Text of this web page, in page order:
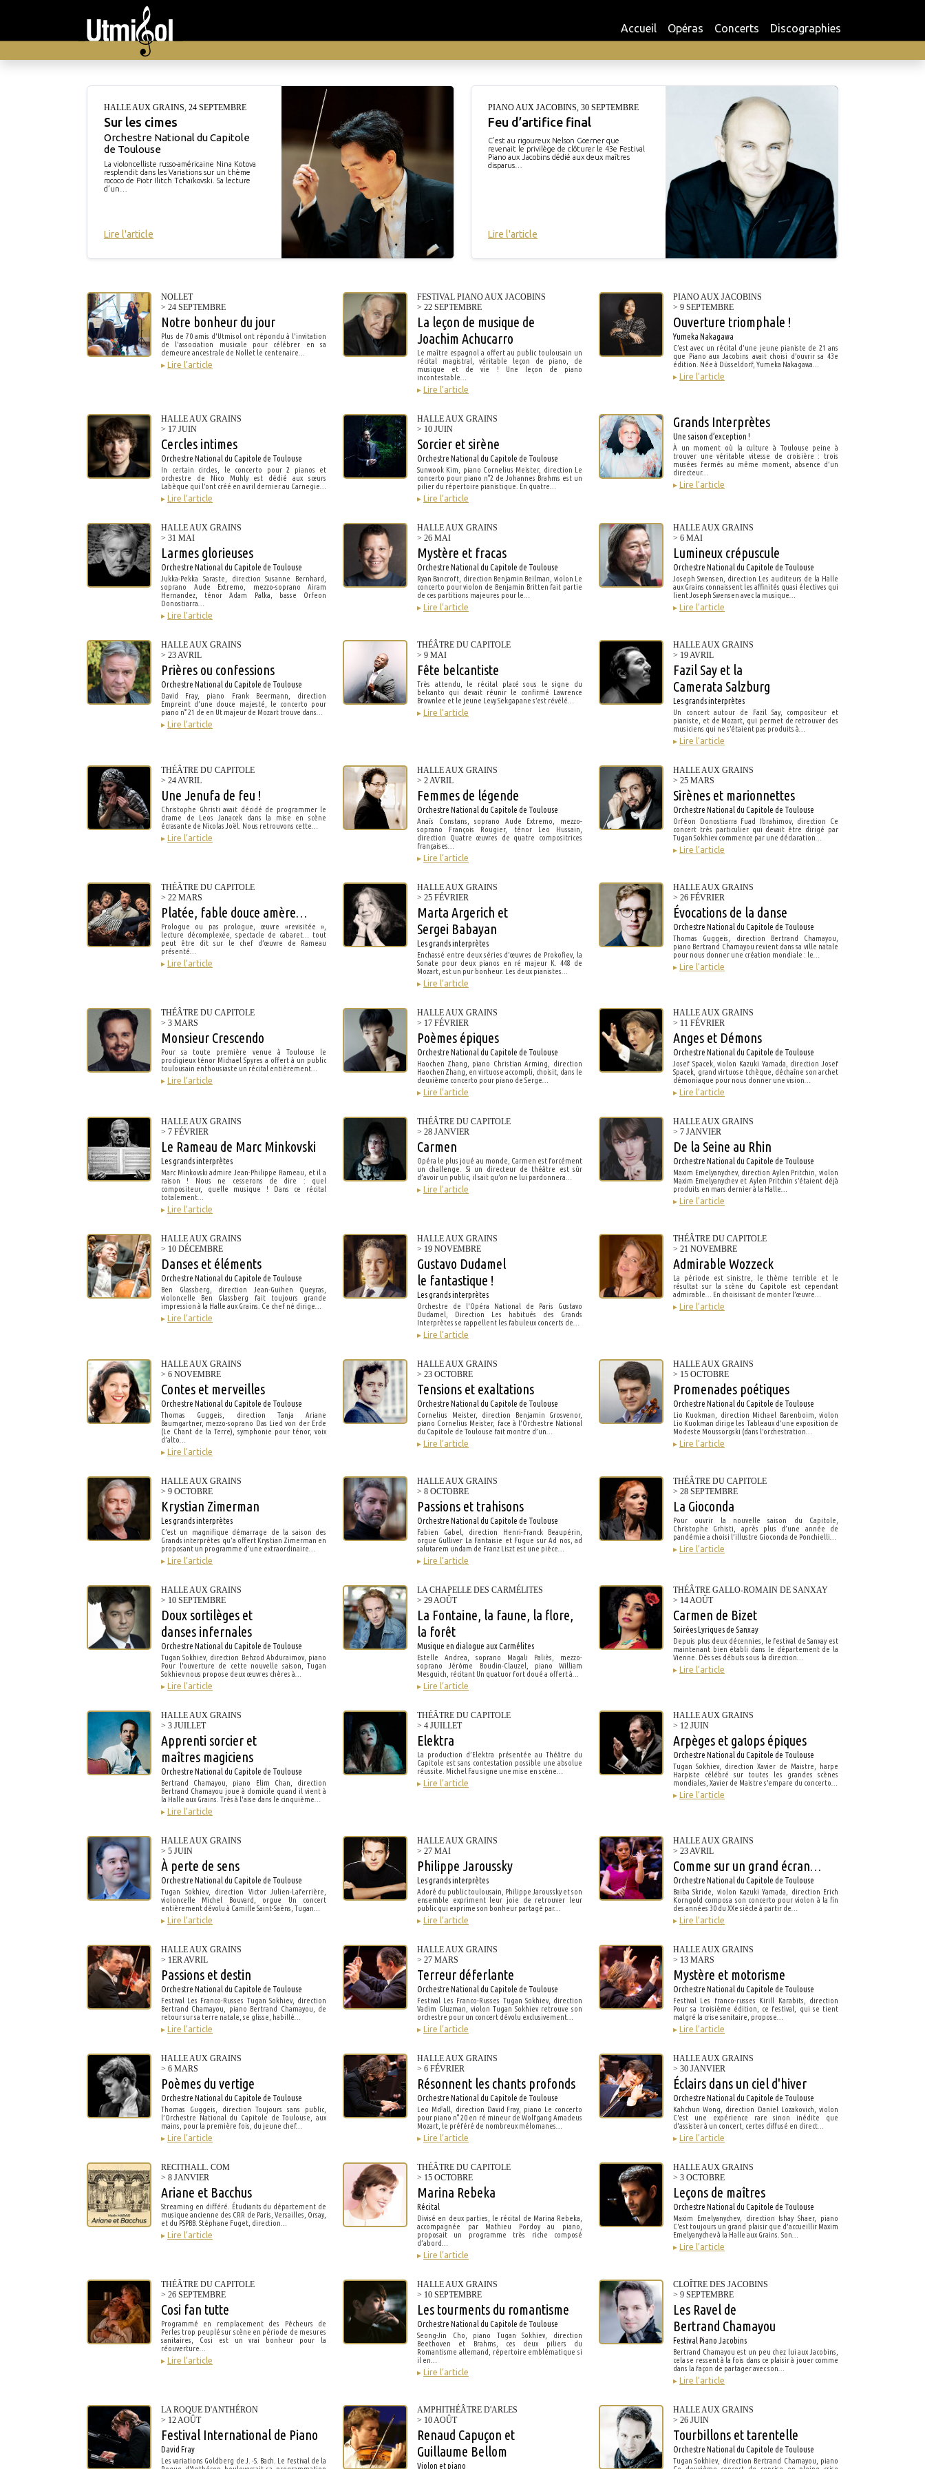
Accueil Opéras Concerts Discographies
HALLE AUX GRAINS, 24 SEPTEMBRE
Sur les cimes
Orchestre National du Capitole
de Toulouse
La violoncelliste russo-américaine Nina Kotova
resplendit dans les Variations sur un thème
rococo de Piotr Ilitch Tchaïkovski. Sa lecture
d’un…
Lire l'article
PIANO AUX JACOBINS, 30 SEPTEMBRE
Feu d’artifice final
C’est au rigoureux Nelson Goerner que
revenait le privilège de clôturer le 43e Festival
Piano aux Jacobins dédié aux deux maîtres
disparus…
Lire l'article
NOLLET
> 24 SEPTEMBRE
Notre bonheur du jour
Plus de 70 amis d'Utmisol ont répondu à l'invitation
de l'association musicale pour célébrer en sa
demeure ancestrale de Nollet le centenaire…
▸ Lire l’article
FESTIVAL PIANO AUX JACOBINS
> 22 SEPTEMBRE
La leçon de musique de
Joachim Achucarro
Le maître espagnol a offert au public toulousain un
récital magistral, véritable leçon de piano, de
musique et de vie ! Une leçon de piano
incontestable…
▸ Lire l’article
PIANO AUX JACOBINS
> 9 SEPTEMBRE
Ouverture triomphale !
Yumeka Nakagawa
C’est avec un récital d’une jeune pianiste de 21 ans
que Piano aux Jacobins avait choisi d’ouvrir sa 43e
édition. Née à Düsseldorf, Yumeka Nakagawa…
▸ Lire l’article
HALLE AUX GRAINS
> 17 JUIN
Cercles intimes
Orchestre National du Capitole de Toulouse
In certain circles, le concerto pour 2 pianos et
orchestre de Nico Muhly est dédié aux sœurs
Labèque qui l’ont créé en avril dernier au Carnegie…
▸ Lire l’article
HALLE AUX GRAINS
> 10 JUIN
Sorcier et sirène
Orchestre National du Capitole de Toulouse
Sunwook Kim, piano Cornelius Meister, direction Le
concerto pour piano n°2 de Johannes Brahms est un
pilier du répertoire pianistique. En quatre…
▸ Lire l’article
Grands Interprètes
Une saison d’exception !
À un moment où la culture à Toulouse peine à
trouver une véritable vitesse de croisière : trois
musées fermés au même moment, absence d’un
directeur…
▸ Lire l’article
HALLE AUX GRAINS
> 31 MAI
Larmes glorieuses
Orchestre National du Capitole de Toulouse
Jukka-Pekka Saraste, direction Susanne Bernhard,
soprano Aude Extremo, mezzo-soprano Airam
Hernandez, ténor Adam Palka, basse Orfeon
Donostiarra…
▸ Lire l’article
HALLE AUX GRAINS
> 26 MAI
Mystère et fracas
Orchestre National du Capitole de Toulouse
Ryan Bancroft, direction Benjamin Beilman, violon Le
concerto pour violon de Benjamin Britten fait partie
de ces partitions majeures pour le…
▸ Lire l’article
HALLE AUX GRAINS
> 6 MAI
Lumineux crépuscule
Orchestre National du Capitole de Toulouse
Joseph Swensen, direction Les auditeurs de la Halle
aux Grains connaissent les affinités quasi électives qui
lient Joseph Swensen avec la musique…
▸ Lire l’article
HALLE AUX GRAINS
> 23 AVRIL
Prières ou confessions
Orchestre National du Capitole de Toulouse
David Fray, piano Frank Beermann, direction
Empreint d’une douce majesté, le concerto pour
piano n° 21 de en Ut majeur de Mozart trouve dans…
▸ Lire l’article
THÉÂTRE DU CAPITOLE
> 9 MAI
Fête belcantiste
Très attendu, le récital placé sous le signe du
belcanto qui devait réunir le confirmé Lawrence
Brownlee et le jeune Levy Sekgapane s’est révélé…
▸ Lire l’article
HALLE AUX GRAINS
> 19 AVRIL
Fazil Say et la
Camerata Salzburg
Les grands interprètes
Un concert autour de Fazil Say, compositeur et
pianiste, et de Mozart, qui permet de retrouver des
musiciens qui ne s’étaient pas produits à…
▸ Lire l’article
THÉÂTRE DU CAPITOLE
> 24 AVRIL
Une Jenufa de feu !
Christophe Ghristi avait décidé de programmer le
drame de Leos Janacek dans la mise en scène
écrasante de Nicolas Joël. Nous retrouvons cette…
▸ Lire l’article
HALLE AUX GRAINS
> 2 AVRIL
Femmes de légende
Orchestre National du Capitole de Toulouse
Anaïs Constans, soprano Aude Extremo, mezzo-
soprano François Rougier, ténor Leo Hussain,
direction Quatre œuvres de quatre compositrices
françaises…
▸ Lire l’article
HALLE AUX GRAINS
> 25 MARS
Sirènes et marionnettes
Orchestre National du Capitole de Toulouse
Orféon Donostiarra Fuad Ibrahimov, direction Ce
concert très particulier qui devait être dirigé par
Tugan Sokhiev commence par une déclaration…
▸ Lire l’article
THÉÂTRE DU CAPITOLE
> 22 MARS
Platée, fable douce amère…
Prologue ou pas prologue, œuvre «revisitée »,
lecture décomplexée, spectacle de cabaret… tout
peut être dit sur le chef d’œuvre de Rameau
présenté…
▸ Lire l’article
HALLE AUX GRAINS
> 25 FÉVRIER
Marta Argerich et
Sergei Babayan
Les grands interprètes
Enchassé entre deux séries d’œuvres de Prokofiev, la
Sonate pour deux pianos en ré majeur K. 448 de
Mozart, est un pur bonheur. Les deux pianistes…
▸ Lire l’article
HALLE AUX GRAINS
> 26 FÉVRIER
Évocations de la danse
Orchestre National du Capitole de Toulouse
Thomas Guggeis, direction Bertrand Chamayou,
piano Bertrand Chamayou revient dans sa ville natale
pour nous donner une création mondiale : le…
▸ Lire l’article
THÉÂTRE DU CAPITOLE
> 3 MARS
Monsieur Crescendo
Pour sa toute première venue à Toulouse le
prodigieux ténor Michael Spyres a offert à un public
toulousain enthousiaste un récital entièrement…
▸ Lire l’article
HALLE AUX GRAINS
> 17 FÉVRIER
Poèmes épiques
Orchestre National du Capitole de Toulouse
Haochen Zhang, piano Christian Arming, direction
Haochen Zhang, en virtuose accompli, choisit, dans le
deuxième concerto pour piano de Serge…
▸ Lire l’article
HALLE AUX GRAINS
> 11 FÉVRIER
Anges et Démons
Orchestre National du Capitole de Toulouse
Josef Spacek, violon Kazuki Yamada, direction Josef
Spacek, grand virtuose tchèque, déchaîne son archet
démoniaque pour nous donner une vision…
▸ Lire l’article
HALLE AUX GRAINS
> 7 FÉVRIER
Le Rameau de Marc Minkovski
Les grands interprètes
Marc Minkovski admire Jean-Philippe Rameau, et il a
raison ! Nous ne cesserons de dire : quel
compositeur, quelle musique ! Dans ce récital
totalement…
▸ Lire l’article
THÉÂTRE DU CAPITOLE
> 28 JANVIER
Carmen
Opéra le plus joué au monde, Carmen est forcément
un challenge. Si un directeur de théâtre est sûr
d’avoir un public, il sait qu’on ne lui pardonnera…
▸ Lire l’article
HALLE AUX GRAINS
> 7 JANVIER
De la Seine au Rhin
Orchestre National du Capitole de Toulouse
Maxim Emelyanychev, direction Aylen Pritchin, violon
Maxim Emelyanychev et Aylen Pritchin s’étaient déjà
produits en mars dernier à la Halle…
▸ Lire l’article
HALLE AUX GRAINS
> 10 DÉCEMBRE
Danses et éléments
Orchestre National du Capitole de Toulouse
Ben Glassberg, direction Jean-Guihen Queyras,
violoncelle Ben Glassberg fait toujours grande
impression à la Halle aux Grains. Ce chef né dirige…
▸ Lire l’article
HALLE AUX GRAINS
> 19 NOVEMBRE
Gustavo Dudamel
le fantastique !
Les grands interprètes
Orchestre de l'Opéra National de Paris Gustavo
Dudamel, Direction Les habitués des Grands
Interprètes se rappellent les fabuleux concerts de…
▸ Lire l’article
THÉÂTRE DU CAPITOLE
> 21 NOVEMBRE
Admirable Wozzeck
La période est sinistre, le thème terrible et le
résultat sur la scène du Capitole est cependant
admirable… En choisissant de monter l’œuvre…
▸ Lire l’article
HALLE AUX GRAINS
> 6 NOVEMBRE
Contes et merveilles
Orchestre National du Capitole de Toulouse
Thomas Guggeis, direction Tanja Ariane
Baumgartner, mezzo-soprano Das Lied von der Erde
(Le Chant de la Terre), symphonie pour ténor, voix
d’alto…
▸ Lire l’article
HALLE AUX GRAINS
> 23 OCTOBRE
Tensions et exaltations
Orchestre National du Capitole de Toulouse
Cornelius Meister, direction Benjamin Grosvenor,
piano Cornelius Meister, face à l’Orchestre National
du Capitole de Toulouse fait montre d’un…
▸ Lire l’article
HALLE AUX GRAINS
> 15 OCTOBRE
Promenades poétiques
Orchestre National du Capitole de Toulouse
Lio Kuokman, direction Michael Barenboim, violon
Lio Kuokman dirige les Tableaux d’une exposition de
Modeste Moussorgski (dans l’orchestration…
▸ Lire l’article
HALLE AUX GRAINS
> 9 OCTOBRE
Krystian Zimerman
Les grands interprètes
C’est un magnifique démarrage de la saison des
Grands interprètes qu’a offert Krystian Zimerman en
proposant un programme d’une extraordinaire…
▸ Lire l’article
HALLE AUX GRAINS
> 8 OCTOBRE
Passions et trahisons
Orchestre National du Capitole de Toulouse
Fabien Gabel, direction Henri-Franck Beaupérin,
orgue Gulliver La Fantaisie et Fugue sur Ad nos, ad
salutarem undam de Franz Liszt est une pièce…
▸ Lire l’article
THÉÂTRE DU CAPITOLE
> 28 SEPTEMBRE
La Gioconda
Pour ouvrir la nouvelle saison du Capitole,
Christophe Grhisti, après plus d’une année de
pandémie a choisi l’illustre Gioconda de Ponchielli…
▸ Lire l’article
HALLE AUX GRAINS
> 10 SEPTEMBRE
Doux sortilèges et
danses infernales
Orchestre National du Capitole de Toulouse
Tugan Sokhiev, direction Behzod Abduraimov, piano
Pour l'ouverture de cette nouvelle saison, Tugan
Sokhiev nous propose deux œuvres chères à…
▸ Lire l’article
LA CHAPELLE DES CARMÉLITES
> 29 AOÛT
La Fontaine, la faune, la flore,
la forêt
Musique en dialogue aux Carmélites
Estelle Andrea, soprano Magali Paliès, mezzo-
soprano Jérôme Boudin-Clauzel, piano William
Mesguich, récitant Un quatuor fort doué a offert à…
▸ Lire l’article
THÉÂTRE GALLO-ROMAIN DE SANXAY
> 14 AOÛT
Carmen de Bizet
Soirées Lyriques de Sanxay
Depuis plus deux décennies, le festival de Sanxay est
maintenant bien établi dans le département de la
Vienne. Dès ses débuts sous la direction…
▸ Lire l’article
HALLE AUX GRAINS
> 3 JUILLET
Apprenti sorcier et
maîtres magiciens
Orchestre National du Capitole de Toulouse
Bertrand Chamayou, piano Elim Chan, direction
Bertrand Chamayou joue à domicile quand il vient à
la Halle aux Grains. Très à l'aise dans le cinquième…
▸ Lire l’article
THÉÂTRE DU CAPITOLE
> 4 JUILLET
Elektra
La production d’Elektra présentée au Théâtre du
Capitole est sans contestation possible une absolue
réussite. Michel Fau signe une mise en scène…
▸ Lire l’article
HALLE AUX GRAINS
> 12 JUIN
Arpèges et galops épiques
Orchestre National du Capitole de Toulouse
Tugan Sokhiev, direction Xavier de Maistre, harpe
Harpiste célébré sur toutes les grandes scènes
mondiales, Xavier de Maistre s'empare du concerto…
▸ Lire l’article
HALLE AUX GRAINS
> 5 JUIN
À perte de sens
Orchestre National du Capitole de Toulouse
Tugan Sokhiev, direction Victor Julien-Laferrière,
violoncelle Michel Bouvard, orgue Un concert
entièrement dévolu à Camille Saint-Saëns, Tugan…
▸ Lire l’article
HALLE AUX GRAINS
> 27 MAI
Philippe Jaroussky
Les grands interprètes
Adoré du public toulousain, Philippe Jaroussky et son
ensemble expriment leur joie de retrouver leur
public qui exprime son bonheur partagé par…
▸ Lire l’article
HALLE AUX GRAINS
> 23 AVRIL
Comme sur un grand écran…
Orchestre National du Capitole de Toulouse
Baiba Skride, violon Kazuki Yamada, direction Erich
Korngold composa son concerto pour violon à la fin
des années 30 du XXe siècle à partir de…
▸ Lire l’article
HALLE AUX GRAINS
> 1ER AVRIL
Passions et destin
Orchestre National du Capitole de Toulouse
Festival Les Franco-Russes Tugan Sokhiev, direction
Bertrand Chamayou, piano Bertrand Chamayou, de
retour sur sa terre natale, se glisse, habillé…
▸ Lire l’article
HALLE AUX GRAINS
> 27 MARS
Terreur déferlante
Orchestre National du Capitole de Toulouse
Festival Les Franco-Russes Tugan Sokhiev, direction
Vadim Gluzman, violon Tugan Sokhiev retrouve son
orchestre pour un concert dévolu exclusivement…
▸ Lire l’article
HALLE AUX GRAINS
> 13 MARS
Mystère et motorisme
Orchestre National du Capitole de Toulouse
Festival Les franco-russes Kirill Karabits, direction
Pour sa troisième édition, ce festival, qui se tient
malgré la crise sanitaire, propose…
▸ Lire l’article
HALLE AUX GRAINS
> 6 MARS
Poèmes du vertige
Orchestre National du Capitole de Toulouse
Thomas Guggeis, direction Toujours sans public,
l’Orchestre National du Capitole de Toulouse, aux
mains, pour la première fois, du jeune chef…
▸ Lire l’article
HALLE AUX GRAINS
> 6 FÉVRIER
Résonnent les chants profonds
Orchestre National du Capitole de Toulouse
Leo McFall, direction David Fray, piano Le concerto
pour piano n° 20 en ré mineur de Wolfgang Amadeus
Mozart, le préféré de nombreux mélomanes…
▸ Lire l’article
HALLE AUX GRAINS
> 30 JANVIER
Éclairs dans un ciel d'hiver
Orchestre National du Capitole de Toulouse
Kahchun Wong, direction Daniel Lozakovich, violon
C'est une expérience rare sinon inédite que
d'assister à un concert, certes diffusé en direct…
▸ Lire l’article
RECITHALL. COM
> 8 JANVIER
Ariane et Bacchus
Streaming en différé. Étudiants du département de
musique ancienne des CRR de Paris, Versailles, Orsay,
et du PSPBB. Stéphane Fuget, direction…
▸ Lire l’article
THÉÂTRE DU CAPITOLE
> 15 OCTOBRE
Marina Rebeka
Récital
Divisé en deux parties, le récital de Marina Rebeka,
accompagnée par Mathieu Pordoy au piano,
proposait un programme très riche composé
d’abord…
▸ Lire l’article
HALLE AUX GRAINS
> 3 OCTOBRE
Leçons de maîtres
Orchestre National du Capitole de Toulouse
Maxim Emelyanychev, direction Ishay Shaer, piano
C'est toujours un grand plaisir que d'accueillir Maxim
Emelyanychev à la Halle aux Grains. Son…
▸ Lire l’article
THÉÂTRE DU CAPITOLE
> 26 SEPTEMBRE
Cosi fan tutte
Programmé en remplacement des Pêcheurs de
Perles trop peuplé sur scène en période de mesures
sanitaires, Cosi est un vrai bonheur pour la
réouverture…
▸ Lire l’article
HALLE AUX GRAINS
> 10 SEPTEMBRE
Les tourments du romantisme
Orchestre National du Capitole de Toulouse
Seong-Jin Cho, piano Tugan Sokhiev, direction
Beethoven et Brahms, ces deux piliers du
Romantisme allemand, répertoire emblématique si
il en…
▸ Lire l’article
CLOÎTRE DES JACOBINS
> 9 SEPTEMBRE
Les Ravel de
Bertrand Chamayou
Festival Piano Jacobins
Bertrand Chamayou est un peu chez lui aux Jacobins,
cela se ressent à la fois dans ce plaisir à jouer comme
dans la façon de partager avec son…
▸ Lire l’article
LA ROQUE D'ANTHÉRON
> 12 AOÛT
Festival International de Piano
David Fray
Les variations Goldberg de J. -S. Bach. Le festival de la
AMPHITHÉÂTRE D'ARLES
> 10 AOÛT
Renaud Capuçon et
Guillaume Bellom
Violon et piano
HALLE AUX GRAINS
> 26 JUIN
Tourbillons et tarentelle
Orchestre National du Capitole de Toulouse
Tugan Sokhiev, direction Bertrand Chamayou, piano